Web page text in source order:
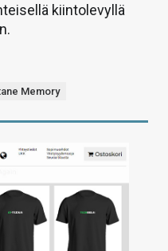
kiintolevyllä
Memory